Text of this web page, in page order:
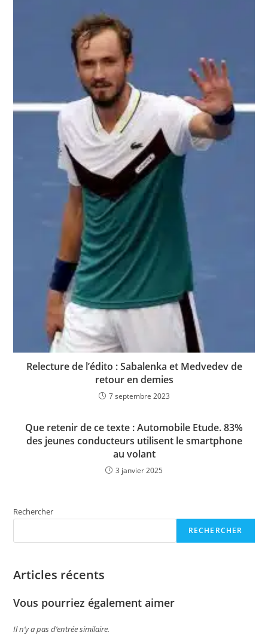
Relecture de l’édito : Sabalenka et Medvedev de
retour en demies
7 septembre 2023
Que retenir de ce texte : Automobile Etude. 83%
des jeunes conducteurs utilisent le smartphone
au volant
3 janvier 2025
Rechercher
RECHERCHER
Articles récents
Vous pourriez également aimer
Il n’y a pas d’entrée similaire.